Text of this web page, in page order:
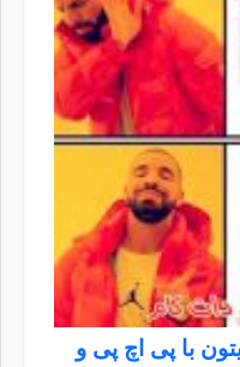
با پی اچ پی و